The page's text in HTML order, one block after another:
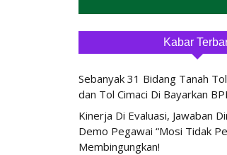
Kabar
Sebanyak 31 Bidang Tanah
dan Tol Cimaci Di Bayarkan
Kinerja Di Evaluasi, Jawaban
Demo Pegawai “Mosi Tidak
Membingungkan!